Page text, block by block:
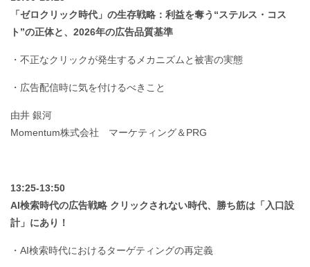
「ゼロクリック時代」の生存戦略：利益を奪う“ステルス・コス
ト”の正体と、2026年の広告品質基準
・不正なクリックが発生するメカニズムと被害の実態
・広告配信時に気を付けるべきこと
由井 銀河
Momentum株式会社 マーケティング＆PRG
13:25-13:50
AI検索時代の広告戦略 クリックされない時代、勝ち筋は「入口設
計」にあり！
・AI検索時代におけるターゲティングの再定義